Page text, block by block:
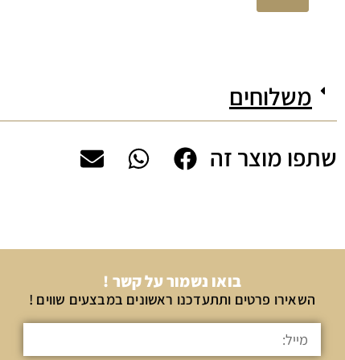
משלוחים
שתפו מוצר זה
בואו נשמור על קשר !
השאירו פרטים ותתעדכנו ראשונים במבצעים שווים !